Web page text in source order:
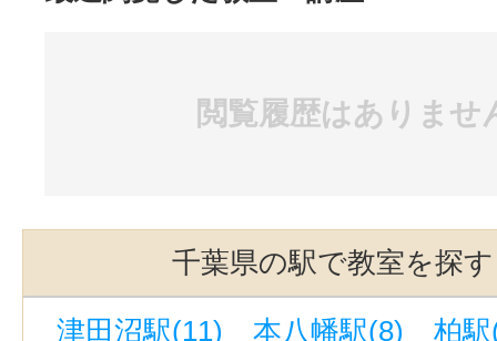
閲覧履歴はありませ
千葉県の駅で教室を探す
津田沼駅(11) 本八幡駅(8)
柏